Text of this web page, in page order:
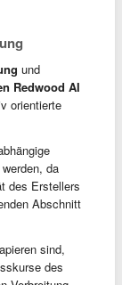
und
Redwood AI
orientierte
da
des Erstellers
Abschnitt
sind,
des